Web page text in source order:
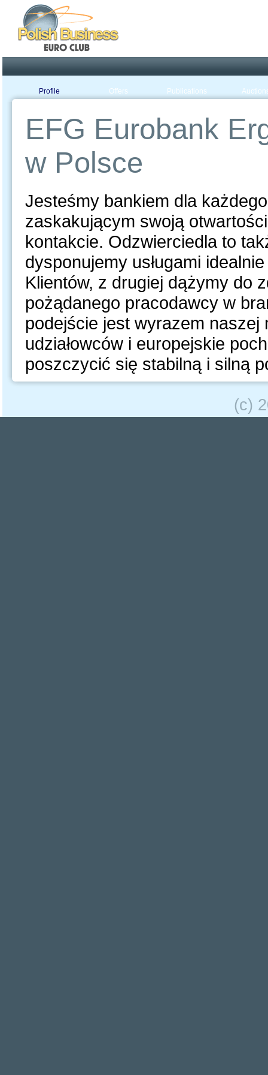
Profile Offers Publications
EFG Eurobank
w Polsce
Jesteśmy bankiem dla
zaskakującym swoją
kontakcie. Odzwierciedla to
dysponujemy usługami
Klientów, z drugiej dążymy do
pożądanego pracodawcy w
podejście jest wyrazem
udziałowców i europejskie
poszczycić się stabilną i silną
(c)